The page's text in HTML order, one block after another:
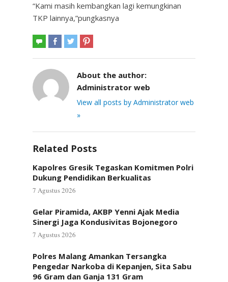
“Kami masih kembangkan lagi kemungkinan
TKP lainnya,”pungkasnya
About the author:
Administrator web
View all posts by Administrator web
»
Related Posts
Kapolres Gresik Tegaskan Komitmen Polri
Dukung Pendidikan Berkualitas
7 Agustus 2026
Gelar Piramida, AKBP Yenni Ajak Media
Sinergi Jaga Kondusivitas Bojonegoro
7 Agustus 2026
Polres Malang Amankan Tersangka
Pengedar Narkoba di Kepanjen, Sita Sabu
96 Gram dan Ganja 131 Gram